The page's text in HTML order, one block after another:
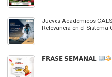
Jueves Académicos
Relevancia en el Sistema
𝗙𝗥𝗔𝗦𝗘 𝗦𝗘𝗠𝗔𝗡𝗔𝗟